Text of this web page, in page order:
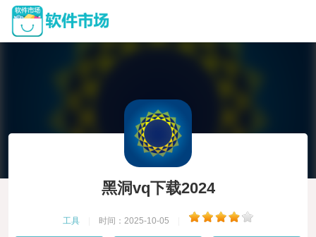
黑洞vq下载2024
工具 时间：2025-10-05